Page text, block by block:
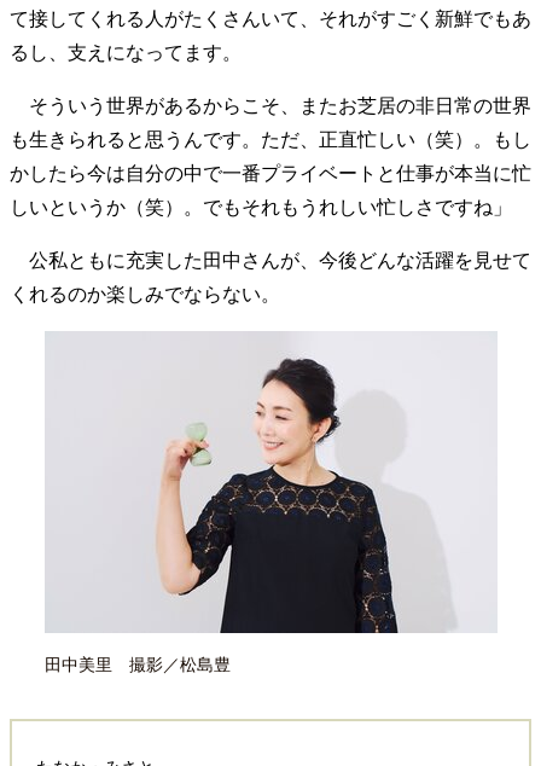
社会・カルチャー・マネー
て接してくれる人がたくさんいて、それがすごく新鮮でもあ
るし、支えになってます。
そういう世界があるからこそ、またお芝居の非日常の世界
も生きられると思うんです。ただ、正直忙しい（笑）。もし
かしたら今は自分の中で一番プライベートと仕事が本当に忙
しいというか（笑）。でもそれもうれしい忙しさですね」
公私ともに充実した田中さんが、今後どんな活躍を見せて
くれるのか楽しみでならない。
田中美里 撮影／松島豊